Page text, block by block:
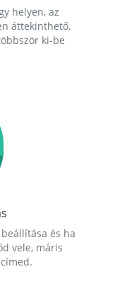
helyen, az
áttekinthető,
ki-be
és ha
vele, máris